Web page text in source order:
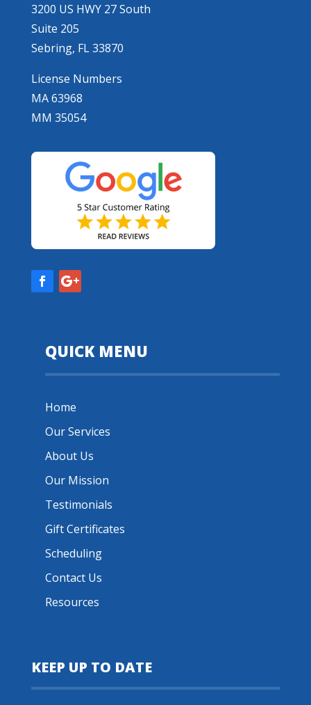
3200 US HWY 27 South
Suite 205
Sebring, FL 33870
License Numbers
MA 63968
MM 35054
QUICK MENU
Home
Our Services
About Us
Our Mission
Testimonials
Gift Certificates
Scheduling
Contact Us
Resources
KEEP UP TO DATE